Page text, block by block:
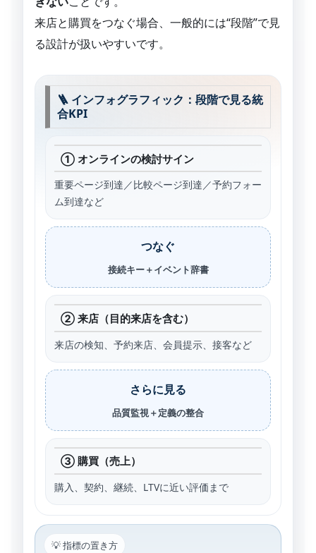
来店と購買をつなぐ場合、一般的には“段階”で見
る設計が扱いやすいです。
🪜 インフォグラフィック：段階で見る統
合KPI
① オンラインの検討サイン
重要ページ到達／比較ページ到達／予約フォー
ム到達など
つなぐ
接続キー＋イベント辞書
② 来店（目的来店を含む）
来店の検知、予約来店、会員提示、接客など
さらに見る
品質監視＋定義の整合
③ 購買（売上）
購入、契約、継続、LTVに近い評価まで
💡 指標の置き方